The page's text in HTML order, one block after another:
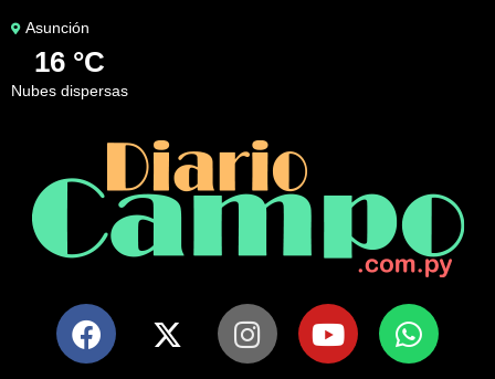
Asunción
16 °C
nubes dispersas